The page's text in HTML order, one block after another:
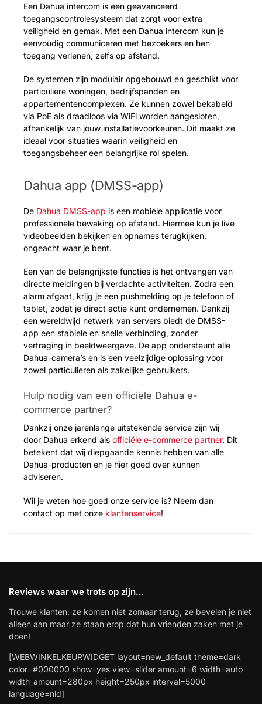
Een Dahua intercom is een geavanceerd
toegangscontrolesysteem dat zorgt voor extra
veiligheid en gemak. Met een Dahua intercom kun je
eenvoudig communiceren met bezoekers en hen
toegang verlenen, zelfs op afstand.
De systemen zijn modulair opgebouwd en geschikt voor
particuliere woningen, bedrijfspanden en
appartementencomplexen. Ze kunnen zowel bekabeld
via PoE als draadloos via WiFi worden aangesloten,
afhankelijk van jouw installatievoorkeuren. Dit maakt ze
ideaal voor situaties waarin veiligheid en
toegangsbeheer een belangrijke rol spelen.
Dahua app (DMSS-app)
De Dahua DMSS-app is een mobiele applicatie voor
professionele bewaking op afstand. Hiermee kun je live
videobeelden bekijken en opnames terugkijken,
ongeacht waar je bent.
Een van de belangrijkste functies is het ontvangen van
directe meldingen bij verdachte activiteiten. Zodra een
alarm afgaat, krijg je een pushmelding op je telefoon of
tablet, zodat je direct actie kunt ondernemen. Dankzij
een wereldwijd netwerk van servers biedt de DMSS-
app een stabiele en snelle verbinding, zonder
vertraging in beeldweergave. De app ondersteunt alle
Dahua-camera’s en is een veelzijdige oplossing voor
zowel particulieren als zakelijke gebruikers.
Hulp nodig van een officiële Dahua e-
commerce partner?
Dankzij onze jarenlange uitstekende service zijn wij
door Dahua erkend als officiële e-commerce partner. Dit
betekent dat wij diepgaande kennis hebben van alle
Dahua-producten en je hier goed over kunnen
adviseren.
Wil je weten hoe goed onze service is? Neem dan
contact op met onze klantenservice!
Reviews waar we trots op zijn…
Trouwe klanten, ze komen niet zomaar terug, ze bevelen je niet
alleen aan maar ze staan erop dat hun vrienden zaken met je
doen!
[WEBWINKELKEURWIDGET layout=new_default theme=dark
color=#000000 show=yes view=slider amount=6 width=auto
width_amount=280px height=250px interval=5000
language=nld]